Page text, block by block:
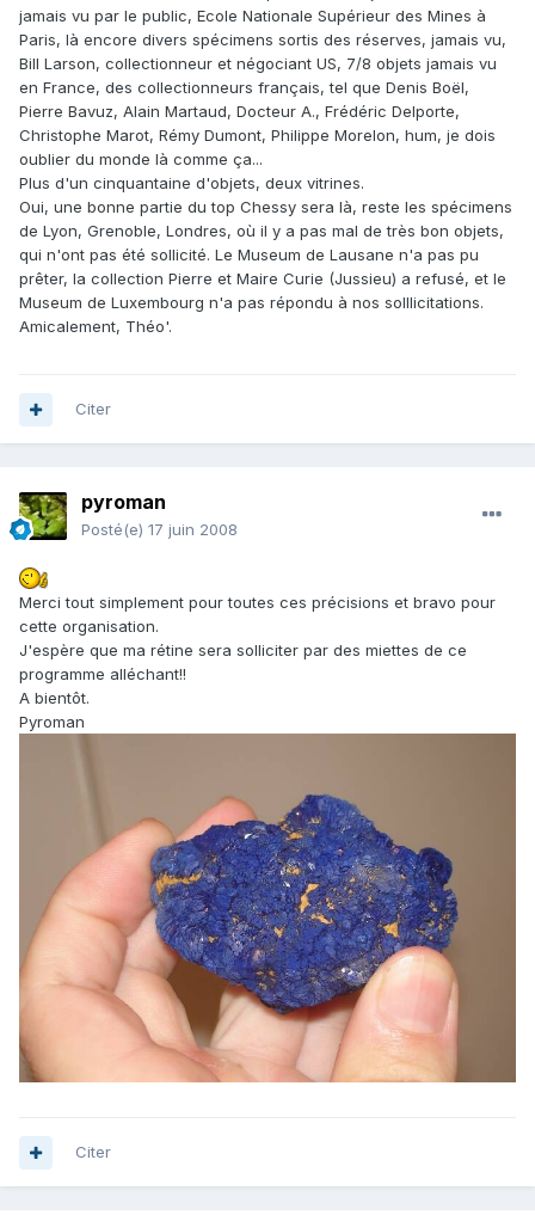
jamais vu par le public, Ecole Nationale Supérieur des Mines à
Paris, là encore divers spécimens sortis des réserves, jamais vu,
Bill Larson, collectionneur et négociant US, 7/8 objets jamais vu
en France, des collectionneurs français, tel que Denis Boël,
Pierre Bavuz, Alain Martaud, Docteur A., Frédéric Delporte,
Christophe Marot, Rémy Dumont, Philippe Morelon, hum, je dois
oublier du monde là comme ça...
Plus d'un cinquantaine d'objets, deux vitrines.
Oui, une bonne partie du top Chessy sera là, reste les spécimens
de Lyon, Grenoble, Londres, où il y a pas mal de très bon objets,
qui n'ont pas été sollicité. Le Museum de Lausane n'a pas pu
prêter, la collection Pierre et Maire Curie (Jussieu) a refusé, et le
Museum de Luxembourg n'a pas répondu à nos solllicitations.
Amicalement, Théo'.
Citer
pyroman
Posté(e) 17 juin 2008
Merci tout simplement pour toutes ces précisions et bravo pour
cette organisation.
J'espère que ma rétine sera solliciter par des miettes de ce
programme alléchant!!
A bientôt.
Pyroman
Citer